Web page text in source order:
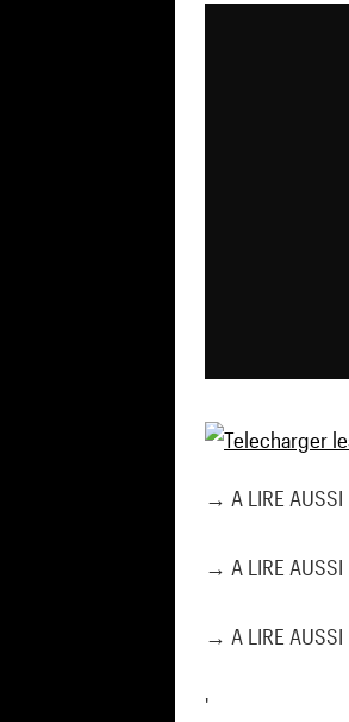
→ A LIRE AUSSI
→ A LIRE AUSSI
→ A LIRE AUSSI
'